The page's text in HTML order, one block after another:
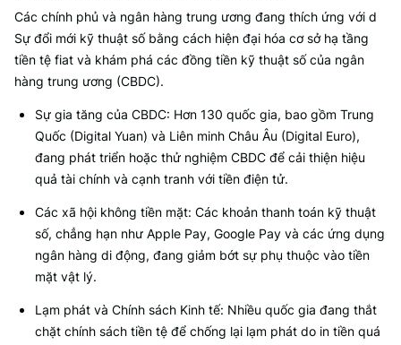
Các chính phủ và ngân hàng trung ương đang thích ứng với d
Sự đổi mới kỹ thuật số bằng cách hiện đại hóa cơ sở hạ tầng
tiền tệ fiat và khám phá các đồng tiền kỹ thuật số của ngân
hàng trung ương (CBDC).
Sự gia tăng của CBDC: Hơn 130 quốc gia, bao gồm Trung
Quốc (Digital Yuan) và Liên minh Châu Âu (Digital Euro),
đang phát triển hoặc thử nghiệm CBDC để cải thiện hiệu
quả tài chính và cạnh tranh với tiền điện tử.
Các xã hội không tiền mặt: Các khoản thanh toán kỹ thuật
số, chẳng hạn như Apple Pay, Google Pay và các ứng dụng
ngân hàng di động, đang giảm bớt sự phụ thuộc vào tiền
mặt vật lý.
Lạm phát và Chính sách Kinh tế: Nhiều quốc gia đang thắt
chặt chính sách tiền tệ để chống lại lạm phát do in tiền quá